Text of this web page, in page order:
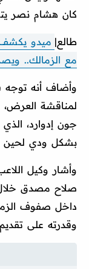
كان هشام نصر
طالع| ميدو
مع الزمالك..
وأضاف أنه توجه
لمناقشة العرض،
جون إدوارد،
بشكل ودي لحين
وأشار وكيل
صلاح مصدق خلال
داخل صفوف
وقدرته على